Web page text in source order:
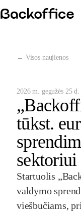
← Visos naujienos
2026 m. gegužės 25 d.
tūkst.
sektoriui
Startuolis
valdymo
viešbučiams,